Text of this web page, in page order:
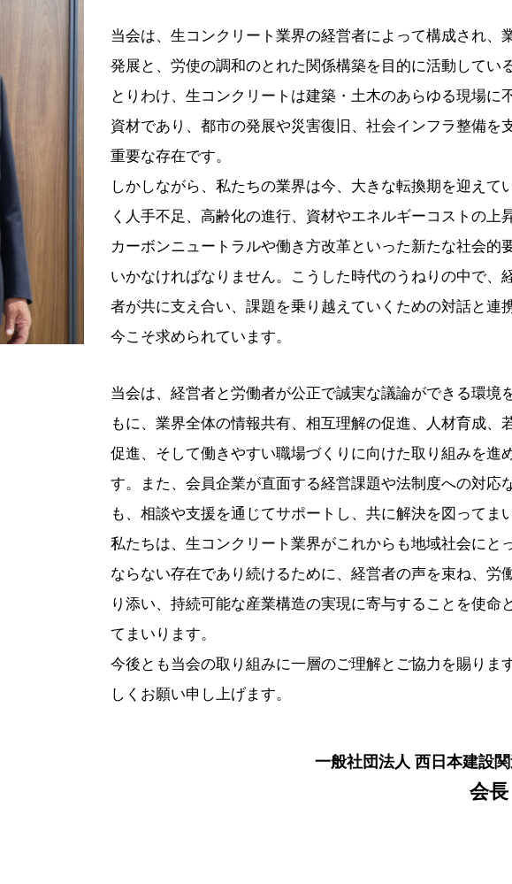
当会は、生コンクリート業界の経営者によって構成され、
発展と、労使の調和のとれた関係構築を目的に活動してい
とりわけ、生コンクリートは建築・土木のあらゆる現場に
資材であり、都市の発展や災害復旧、社会インフラ整備を
重要な存在です。
しかしながら、私たちの業界は今、大きな転換期を迎えて
く人手不足、高齢化の進行、資材やエネルギーコストの上
カーボンニュートラルや働き方改革といった新たな社会的
いかなければなりません。こうした時代のうねりの中で、
者が共に支え合い、課題を乗り越えていくための対話と連
今こそ求められています。
当会は、経営者と労働者が公正で誠実な議論ができる環境
もに、業界全体の情報共有、相互理解の促進、人材育成、
促進、そして働きやすい職場づくりに向けた取り組みを進
す。また、会員企業が直面する経営課題や法制度への対応
も、相談や支援を通じてサポートし、共に解決を図ってま
私たちは、生コンクリート業界がこれからも地域社会にと
ならない存在であり続けるために、経営者の声を束ね、労
り添い、持続可能な産業構造の実現に寄与することを使命
てまいります。
今後とも当会の取り組みに一層のご理解とご協力を賜りま
しくお願い申し上げます。
一般社団法人 西日本建設
会